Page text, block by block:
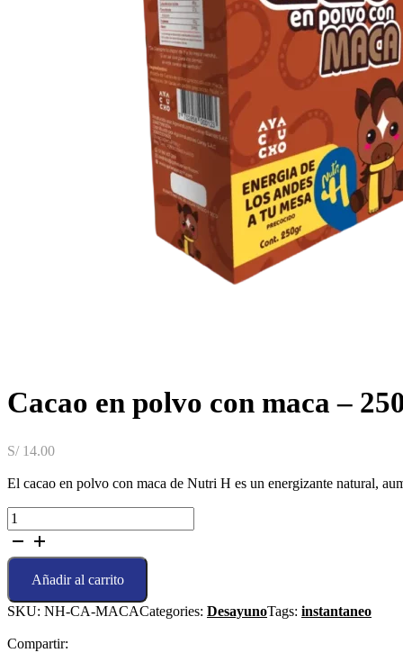
Cacao en polvo con maca –
S/14.00
El cacao en polvo con maca de Nutri H es un energizante natural,
Cacao
en
maca
-
cantidad
Añadir al carrito
SKU: NH-CA-MACACategories: DesayunoTags: instantaneo
Compartir: